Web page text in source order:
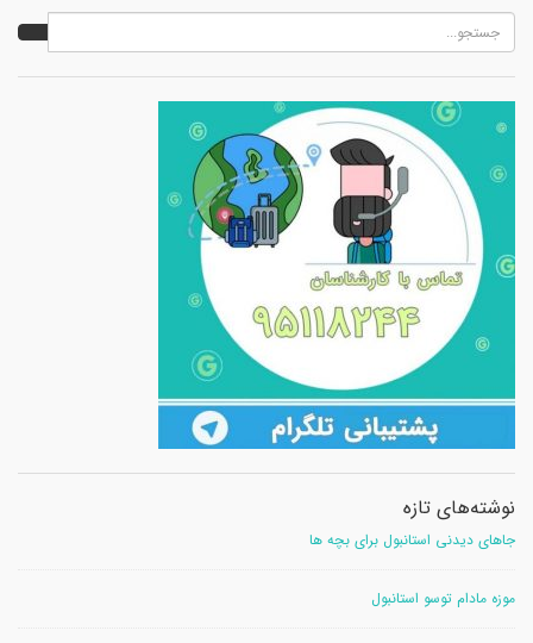
نوشته‌های تازه
جاهای دیدنی استانبول برای بچه ها
موزه مادام توسو استانبول